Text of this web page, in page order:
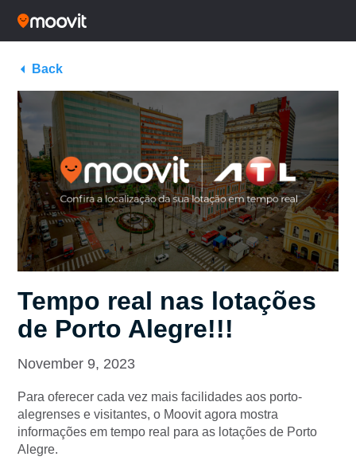
Back
Tempo real nas lotações
de Porto Alegre!!!
November 9, 2023
Para oferecer cada vez mais facilidades aos porto-
alegrenses e visitantes, o Moovit agora mostra
informações em tempo real para as lotações de Porto
Alegre.